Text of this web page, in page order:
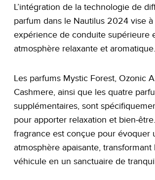
L’intégration de la technologie de
parfum dans le Nautilus 2024 vise
expérience de conduite supérieure
atmosphère relaxante et aromatique.
Les parfums Mystic Forest, Ozonic
Cashmere, ainsi que les quatre
supplémentaires, sont
pour apporter relaxation et bien-
fragrance est conçue pour évoquer
atmosphère apaisante, transformant
véhicule en un sanctuaire de